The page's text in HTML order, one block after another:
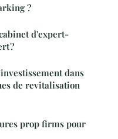
?
d'expert-
?
dans
de revitalisation
prop firms pour